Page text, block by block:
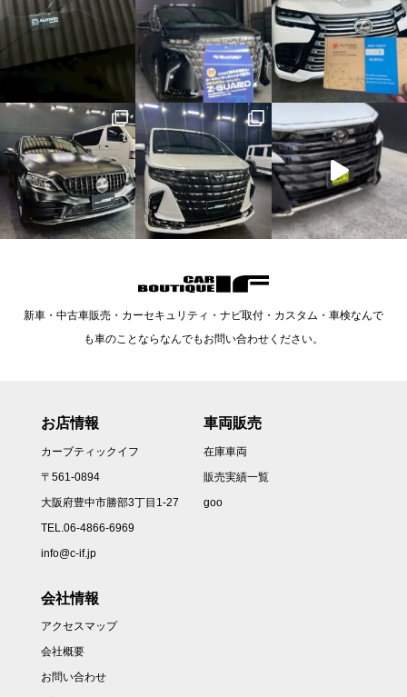
新車・中古車販売・カーセキュリティ・ナビ取付・カスタム・車検なんで
も車のことならなんでもお問い合わせください。
お店情報
カーブティックイフ
〒561-0894
大阪府豊中市勝部3丁目1-27
TEL.06-4866-6969
info@c-if.jp
車両販売
在庫車両
販売実績一覧
goo
会社情報
アクセスマップ
会社概要
お問い合わせ